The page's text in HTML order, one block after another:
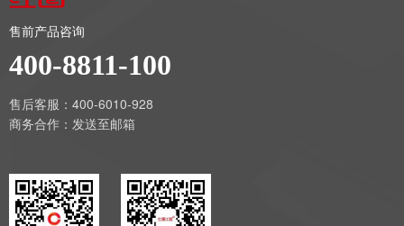
售前产品咨询
400-8811-100
售后客服：400-6010-928
商务合作： 发送至邮箱